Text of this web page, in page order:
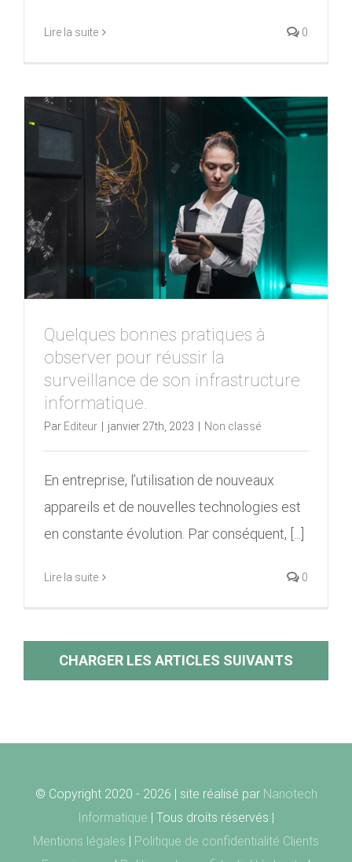
Lire la suite 0
Quelques bonnes pratiques à
observer pour réussir la
surveillance de son infrastructure
informatique.
Par Editeur janvier 27th, 2023 Non classé
En entreprise, l’utilisation de nouveaux
appareils et de nouvelles technologies est
en constante évolution. Par conséquent, [...]
Lire la suite 0
CHARGER LES ARTICLES SUIVANTS
© Copyright 2020 - 2026 | site réalisé par Nanotech
Informatique | Tous droits réservés |
Mentions légales | Politique de confidentialité Clients